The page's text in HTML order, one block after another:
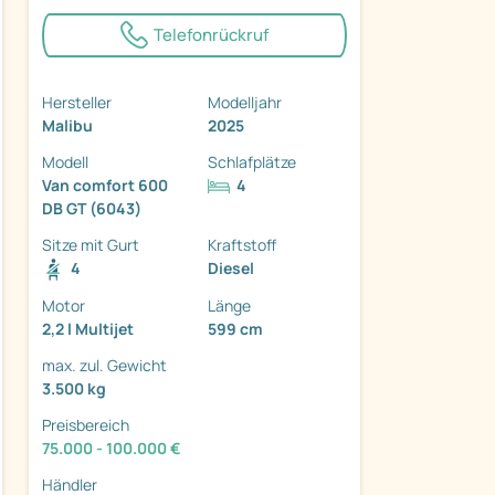
Telefonrückruf
Hersteller
Malibu
Modelljahr
2025
Modell
Van comfort 600
DB GT (6043)
Schlafplätze
4
Sitze mit Gurt
4
Kraftstoff
Diesel
Motor
2,2 l Multijet
Länge
599 cm
max. zul. Gewicht
3.500 kg
Preisbereich
75.000 - 100.000 €
Händler